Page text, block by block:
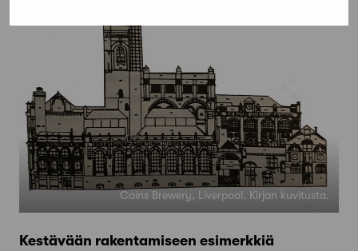
Cains Brewery, Liverpool. Kirjan kuvitusta.
Kestävään rakentamiseen esimerkkiä